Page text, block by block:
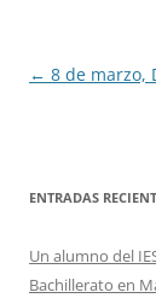
Navegación
← 8 de marzo,
ENTRADAS
Un alumno del
Bachillerato en